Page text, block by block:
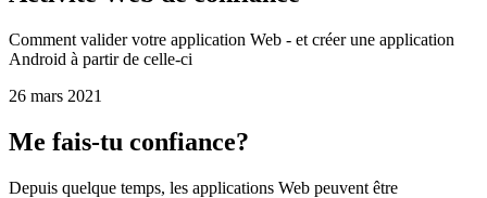
Android à partir de celle-ci
26 mars 2021